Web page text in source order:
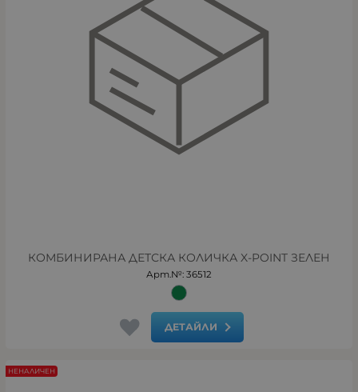
КОМБИНИРАНА ДЕТСКА КОЛИЧКА X-POINT ЗЕЛЕН
Арт.№: 36512
ДЕТАЙЛИ
НЕНАЛИЧЕН